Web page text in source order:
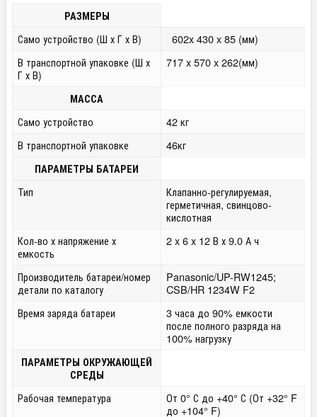
РАЗМЕРЫ
Само устройство (Ш х Г х В)
602x 430 x 85 (мм)
В транспортной упаковке (Ш х
Г х В)
717 x 570 x 262(мм)
МАССА
Само устройство
42 кг
В транспортной упаковке
46кг
ПАРАМЕТРЫ БАТАРЕИ
Тип
Клапанно-регулируемая,
герметичная, свинцово-
кислотная
Кол-во х напряжение х
емкость
2 x 6 x 12 В х 9.0 А ч
Производитель батареи/номер
детали по каталогу
Panasonic/UP-RW1245;
CSB/HR 1234W F2
Время заряда батареи
3 часа до 90% емкости
после полного разряда на
100% нагрузку
ПАРАМЕТРЫ ОКРУЖАЮЩЕЙ
СРЕДЫ
Рабочая температура
От 0° С до +40° С (От +32° F
до +104° F)